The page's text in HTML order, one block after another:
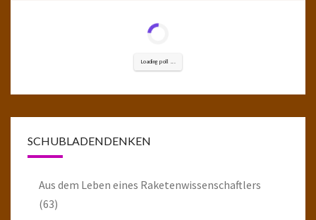
Loading poll ...
SCHUBLADENDENKEN
Aus dem Leben eines Raketenwissenschaftlers
(63)